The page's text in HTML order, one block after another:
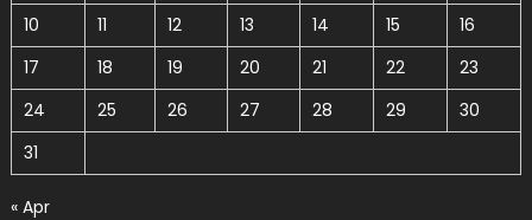
10
11 12 13 14 15
16
17
18 19 20 21 22
23
24
25 26 27 28 29
30
31
« Apr